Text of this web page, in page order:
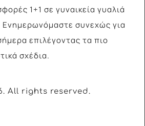
1+1 σε γυναικεία γυαλιά
Ενημερωνόμαστε συνεχώς για
επιλέγοντας τα πιο
σχέδια.
. All rights reserved.